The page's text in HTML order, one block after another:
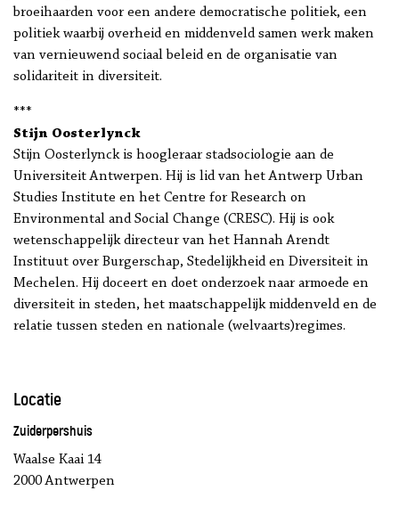
broeihaarden voor een andere democratische politiek, een
politiek waarbij overheid en middenveld samen werk maken
van vernieuwend sociaal beleid en de organisatie van
solidariteit in diversiteit.
***
Stijn Oosterlynck
Stijn Oosterlynck is hoogleraar stadsociologie aan de
Universiteit Antwerpen. Hij is lid van het Antwerp Urban
Studies Institute en het Centre for Research on
Environmental and Social Change (CRESC). Hij is ook
wetenschappelijk directeur van het Hannah Arendt
Instituut over Burgerschap, Stedelijkheid en Diversiteit in
Mechelen. Hij doceert en doet onderzoek naar armoede en
diversiteit in steden, het maatschappelijk middenveld en de
relatie tussen steden en nationale (welvaarts)regimes.
Locatie
Zuiderpershuis
Waalse Kaai 14
2000 Antwerpen